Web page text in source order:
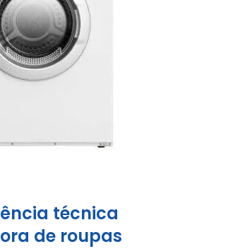
técnica
de roupas